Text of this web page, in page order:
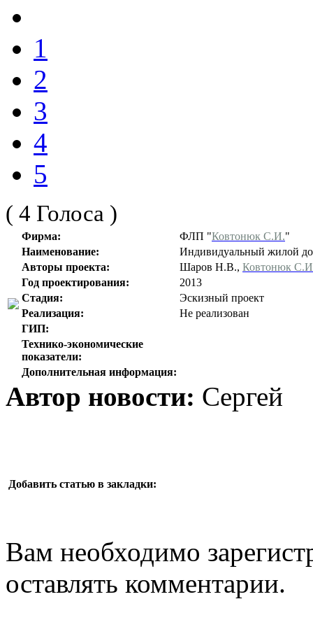
1
2
3
4
5
( 4 Голоса )
Фирма: ФЛП "Ковтонюк С.И."
Наименование:
Индивидуальный жилой
Авторы проекта:
Шаров Н.В., Ковтонюк
Год проектирования:
2013
Стадия:
Эскизный проект
Реализация:
Не реализован
ГИП:
Технико-экономические
показатели:
Дополнительная информация:
Автор новости: Сергей
Добавить статью в закладки:
Вам необходимо
оставлять комментарии.